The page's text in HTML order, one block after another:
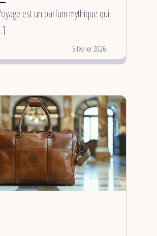
est un parfum mythique qui
5 février 2026